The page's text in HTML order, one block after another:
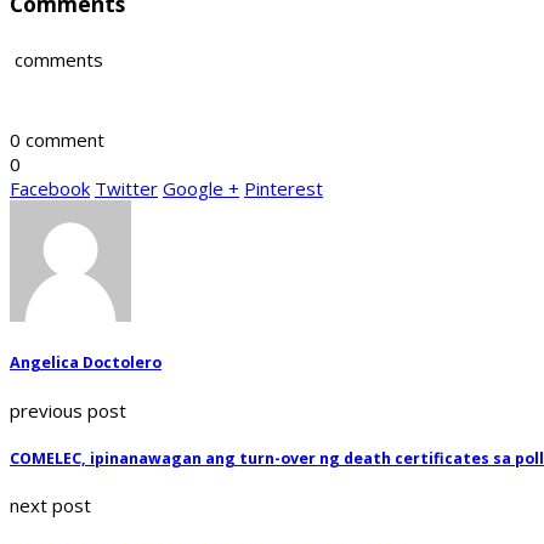
comments
0 comment
0
Facebook Twitter Google + Pinterest
Angelica Doctolero
previous post
COMELEC, ipinanawagan ang turn-over ng death certificates sa
next post